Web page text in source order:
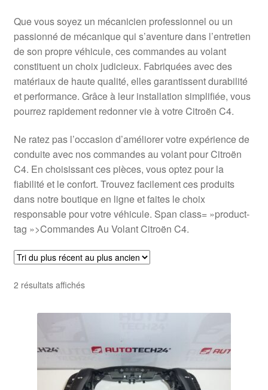
Politique de confidentialité
Procédure de Réclamation
Termes et conditions
Que vous soyez un mécanicien professionnel ou un
passionné de mécanique qui s’aventure dans l’entretien
de son propre véhicule, ces commandes au volant
constituent un choix judicieux. Fabriquées avec des
matériaux de haute qualité, elles garantissent durabilité
et performance. Grâce à leur installation simplifiée, vous
pourrez rapidement redonner vie à votre Citroën C4.
Ne ratez pas l’occasion d’améliorer votre expérience de
conduite avec nos commandes au volant pour Citroën
C4. En choisissant ces pièces, vous optez pour la
fiabilité et le confort. Trouvez facilement ces produits
dans notre boutique en ligne et faites le choix
responsable pour votre véhicule. Span class= »product-
tag »>Commandes Au Volant Citroën C4.
2 résultats affichésTrié
plus
plus